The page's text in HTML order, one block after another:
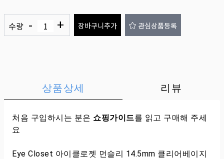
수량 - + 장바구니추가 관심상품등록
상품상세 리뷰
처음 구입하시는 분은 쇼핑가이드를 읽고 구매해 주세
요
Eye Closet 아이클로젯 먼슬리 14.5mm 클리어베이지